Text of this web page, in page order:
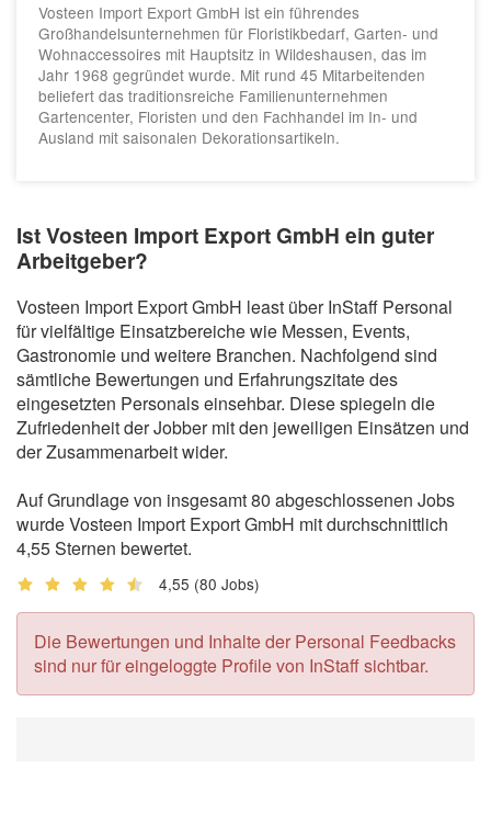
Vosteen Import Export GmbH ist ein führendes
Großhandelsunternehmen für Floristikbedarf, Garten- und
Wohnaccessoires mit Hauptsitz in Wildeshausen, das im
Jahr 1968 gegründet wurde. Mit rund 45 Mitarbeitenden
beliefert das traditionsreiche Familienunternehmen
Gartencenter, Floristen und den Fachhandel im In- und
Ausland mit saisonalen Dekorationsartikeln.
Ist Vosteen Import Export GmbH ein guter
Arbeitgeber?
Vosteen Import Export GmbH least über InStaff Personal
für vielfältige Einsatzbereiche wie Messen, Events,
Gastronomie und weitere Branchen. Nachfolgend sind
sämtliche Bewertungen und Erfahrungszitate des
eingesetzten Personals einsehbar. Diese spiegeln die
Zufriedenheit der Jobber mit den jeweiligen Einsätzen und
der Zusammenarbeit wider.
Auf Grundlage von insgesamt 80 abgeschlossenen Jobs
wurde Vosteen Import Export GmbH mit durchschnittlich
4,55 Sternen bewertet.
4,55 (80 Jobs)
Die Bewertungen und Inhalte der Personal Feedbacks
sind nur für eingeloggte Profile von InStaff sichtbar.